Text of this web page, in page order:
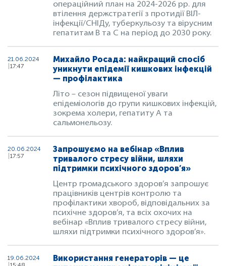
операційний план на 2024-2026 рр. для
втілення держстратегії з протидії ВІЛ-
інфекції/СНІДу, туберкульозу та вірусним
гепатитам В та С на період до 2030 року.
21.06.2024
17:47
Михайло Росада: найкращий спосіб
уникнути епідемії кишкових інфекцій
— профілактика
Літо – сезон підвищеної уваги
епідеміологів до групи кишкових інфекцій,
зокрема холери, гепатиту A та
сальмонельозу.
20.06.2024
17:57
Запрошуємо на вебінар «Вплив
тривалого стресу війни, шляхи
підтримки психічного здоров’я»
Центр громадського здоров’я запрошує
працівників центрів контролю та
профілактики хвороб, відповідальних за
психічне здоров’я, та всіх охочих на
вебінар «Вплив тривалого стресу війни,
шляхи підтримки психічного здоров’я».
19.06.2024
Використання генераторів — це